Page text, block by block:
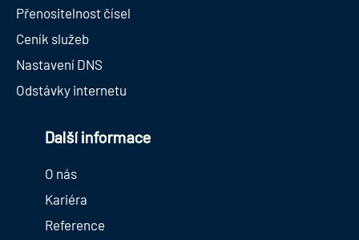
Přenositelnost čísel
Ceník služeb
Nastavení DNS
Odstávky internetu
Další informace
O nás
Kariéra
Reference